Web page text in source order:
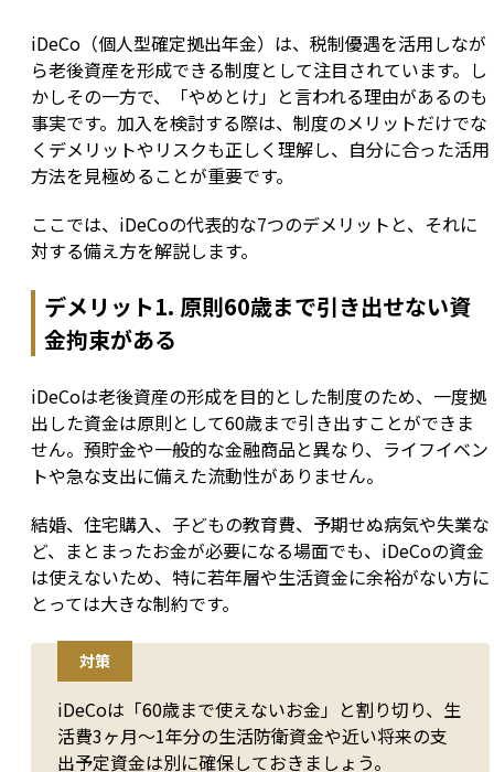
iDeCo（個人型確定拠出年金）は、税制優遇を活用しなが
ら老後資産を形成できる制度として注目されています。し
かしその一方で、「やめとけ」と言われる理由があるのも
事実です。加入を検討する際は、制度のメリットだけでな
くデメリットやリスクも正しく理解し、自分に合った活用
方法を見極めることが重要です。
ここでは、iDeCoの代表的な7つのデメリットと、それに
対する備え方を解説します。
デメリット1. 原則60歳まで引き出せない資
金拘束がある
iDeCoは老後資産の形成を目的とした制度のため、一度拠
出した資金は原則として60歳まで引き出すことができま
せん。預貯金や一般的な金融商品と異なり、ライフイベン
トや急な支出に備えた流動性がありません。
結婚、住宅購入、子どもの教育費、予期せぬ病気や失業な
ど、まとまったお金が必要になる場面でも、iDeCoの資金
は使えないため、特に若年層や生活資金に余裕がない方に
とっては大きな制約です。
対策
iDeCoは「60歳まで使えないお金」と割り切り、生
活費3ヶ月〜1年分の生活防衛資金や近い将来の支
出予定資金は別に確保しておきましょう。